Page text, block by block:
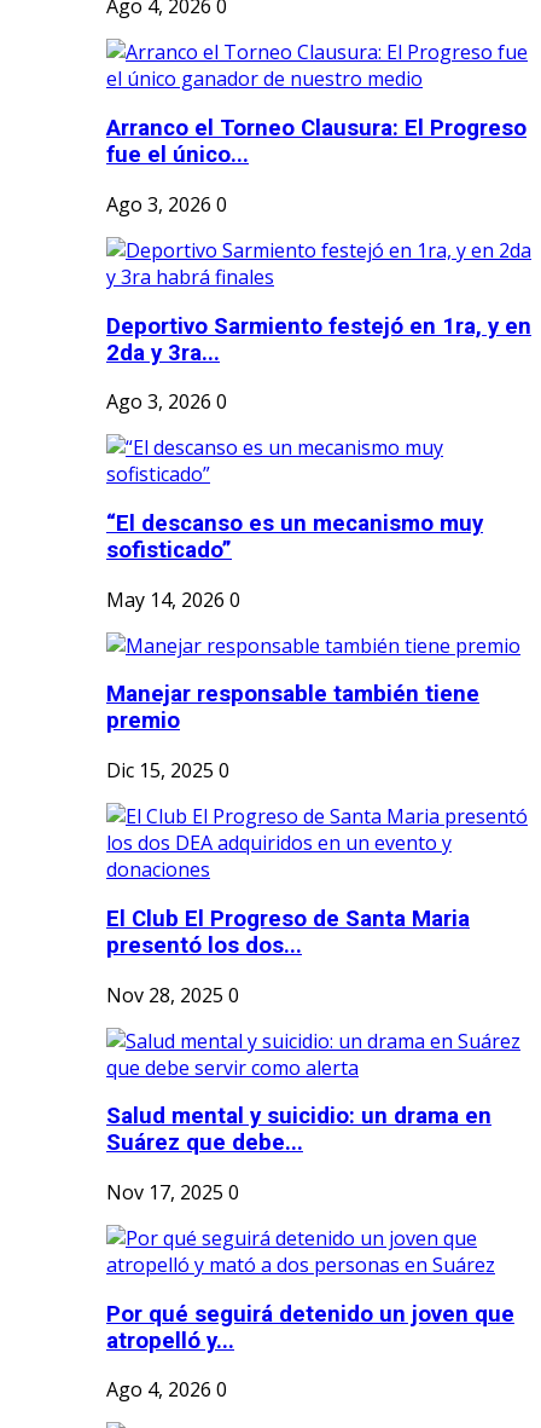
Ago 4, 2026 0
Arranco el Torneo Clausura: El Progreso
fue el único...
Ago 3, 2026 0
Deportivo Sarmiento festejó en 1ra, y en
2da y 3ra...
Ago 3, 2026 0
“El descanso es un mecanismo muy
sofisticado”
May 14, 2026 0
Manejar responsable también tiene
premio
Dic 15, 2025 0
El Club El Progreso de Santa Maria
presentó los dos...
Nov 28, 2025 0
Salud mental y suicidio: un drama en
Suárez que debe...
Nov 17, 2025 0
Por qué seguirá detenido un joven que
atropelló y...
Ago 4, 2026 0